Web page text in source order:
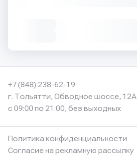
+7 (848) 238-62-19
г. Тольятти, Обводное шоссе, 12А
с 09:00 по 21:00, без выходных
Политика конфиденциальности
Согласие на рекламную рассылку